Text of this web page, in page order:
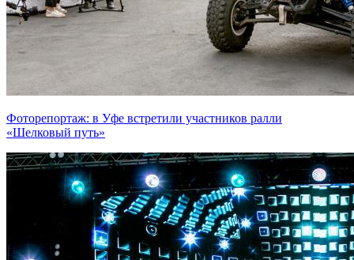
Фоторепортаж: в Уфе встретили участников ралли
«Шелковый путь»